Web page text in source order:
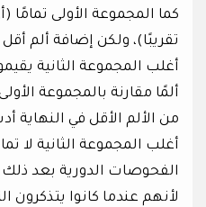
كما المجموعة الأولى تمامًا
تقريبًا)، ولكن إضافة ألم
أغلب المجموعة الثانية
ألمًا مقارنة بالمجموعة
من الألم الأقل في النهاية
أغلب المجموعة الثانية لا
الفحوصات الدورية بعد
لأنهم عندما كانوا يتذكرون